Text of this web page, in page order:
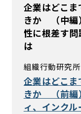
企業はどこ
きか （中編
性に根差す
は
組織行動研究
企業はどこ
きか （前編
ィ、インク